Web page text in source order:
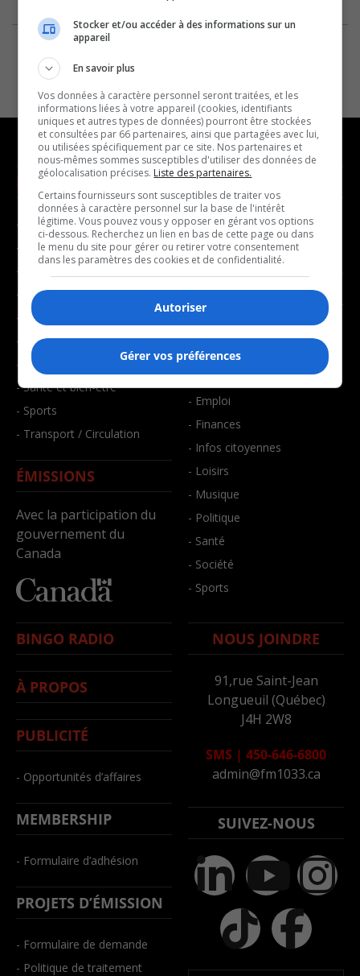
NOUVELLES
- Affaires municipales
- Communauté / Social
- Culture
- Économie
- Éducation
- Environnement
- Faits divers
- Santé et bien-être
- Sports
- Transport / Circulation
ÉMISSIONS
Avec la participation du
gouvernement du
Canada
MUSIQUE
- Décompte franco
- Joué récemment
BALADOS
- Art de vivre
- Bien-être
- Emploi
- Finances
- Infos citoyennes
- Loisirs
- Musique
- Politique
- Santé
- Société
- Sports
BINGO RADIO
À PROPOS
PUBLICITÉ
- Opportunités d’affaires
MEMBERSHIP
- Formulaire d’adhésion
PROJETS D’ÉMISSION
- Formulaire de demande
- Politique de traitement
NOUS JOINDRE
91,rue Saint-Jean
Longueuil (Québec)
J4H 2W8
SMS | 450-646-6800
admin@fm1033.ca
SUIVEZ-NOUS
Stocker et/ou accéder à des informations sur un
appareil
En savoir plus
Vos données à caractère personnel seront traitées, et les
informations liées à votre appareil (cookies, identifiants
uniques et autres types de données) pourront être stockées
et consultées par 66 partenaires, ainsi que partagées avec lui,
ou utilisées spécifiquement par ce site. Nos partenaires et
nous-mêmes sommes susceptibles d'utiliser des données de
géolocalisation précises. Liste des partenaires.
Certains fournisseurs sont susceptibles de traiter vos
données à caractère personnel sur la base de l'intérêt
légitime. Vous pouvez vous y opposer en gérant vos options
ci-dessous. Recherchez un lien en bas de cette page ou dans
le menu du site pour gérer ou retirer votre consentement
dans les paramètres des cookies et de confidentialité.
Autoriser
Gérer vos préférences